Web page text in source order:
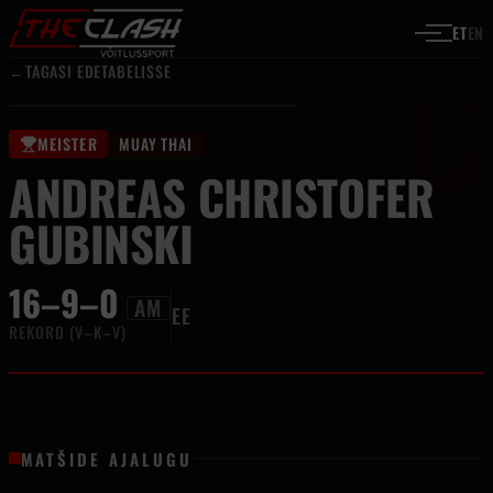
Liigu sisu juurde ETEN
←TAGASI EDETABELISSE C
MEISTER MUAY THAI
ANDREAS CHRISTOFER
GUBINSKI
16–9–0 AM
REKORD (V–K–V)
EE
MATŠIDE AJALUGU